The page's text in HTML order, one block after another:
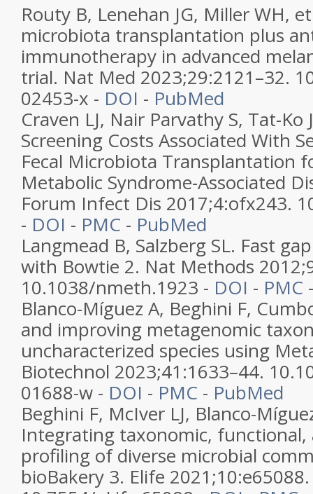
Routy B, Lenehan JG, Miller WH,
microbiota transplantation plus
immunotherapy in advanced
trial. Nat Med 2023;29:2121–32.
02453-x - DOI - PubMed
Craven LJ, Nair Parvathy S, Tat-Ko
Screening Costs Associated With
Fecal Microbiota Transplantation
Metabolic Syndrome-Associated
Forum Infect Dis 2017;4:ofx243.
- DOI - PMC - PubMed
Langmead B, Salzberg SL. Fast
with Bowtie 2. Nat Methods
10.1038/nmeth.1923 - DOI - PMC
Blanco-Míguez A, Beghini F,
and improving metagenomic
uncharacterized species using
Biotechnol 2023;41:1633–44.
01688-w - DOI - PMC - PubMed
Beghini F, McIver LJ, Blanco-
Integrating taxonomic, functional,
profiling of diverse microbial
bioBakery 3. Elife 2021;10:e65088.